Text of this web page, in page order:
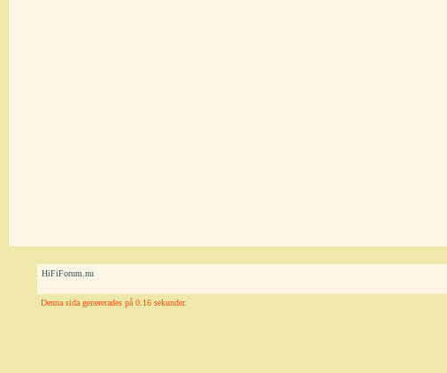
HiFiForum.nu
Denna sida genererades på 0.16 sekunder.